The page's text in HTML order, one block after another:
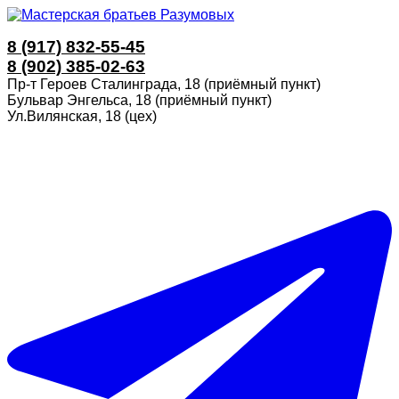
8 (917) 832-55-45
8 (902) 385-02-63
Пр-т Героев Сталинграда, 18 (приёмный пункт)
Бульвар Энгельса, 18 (приёмный пункт)
Ул.Вилянская, 18 (цех)